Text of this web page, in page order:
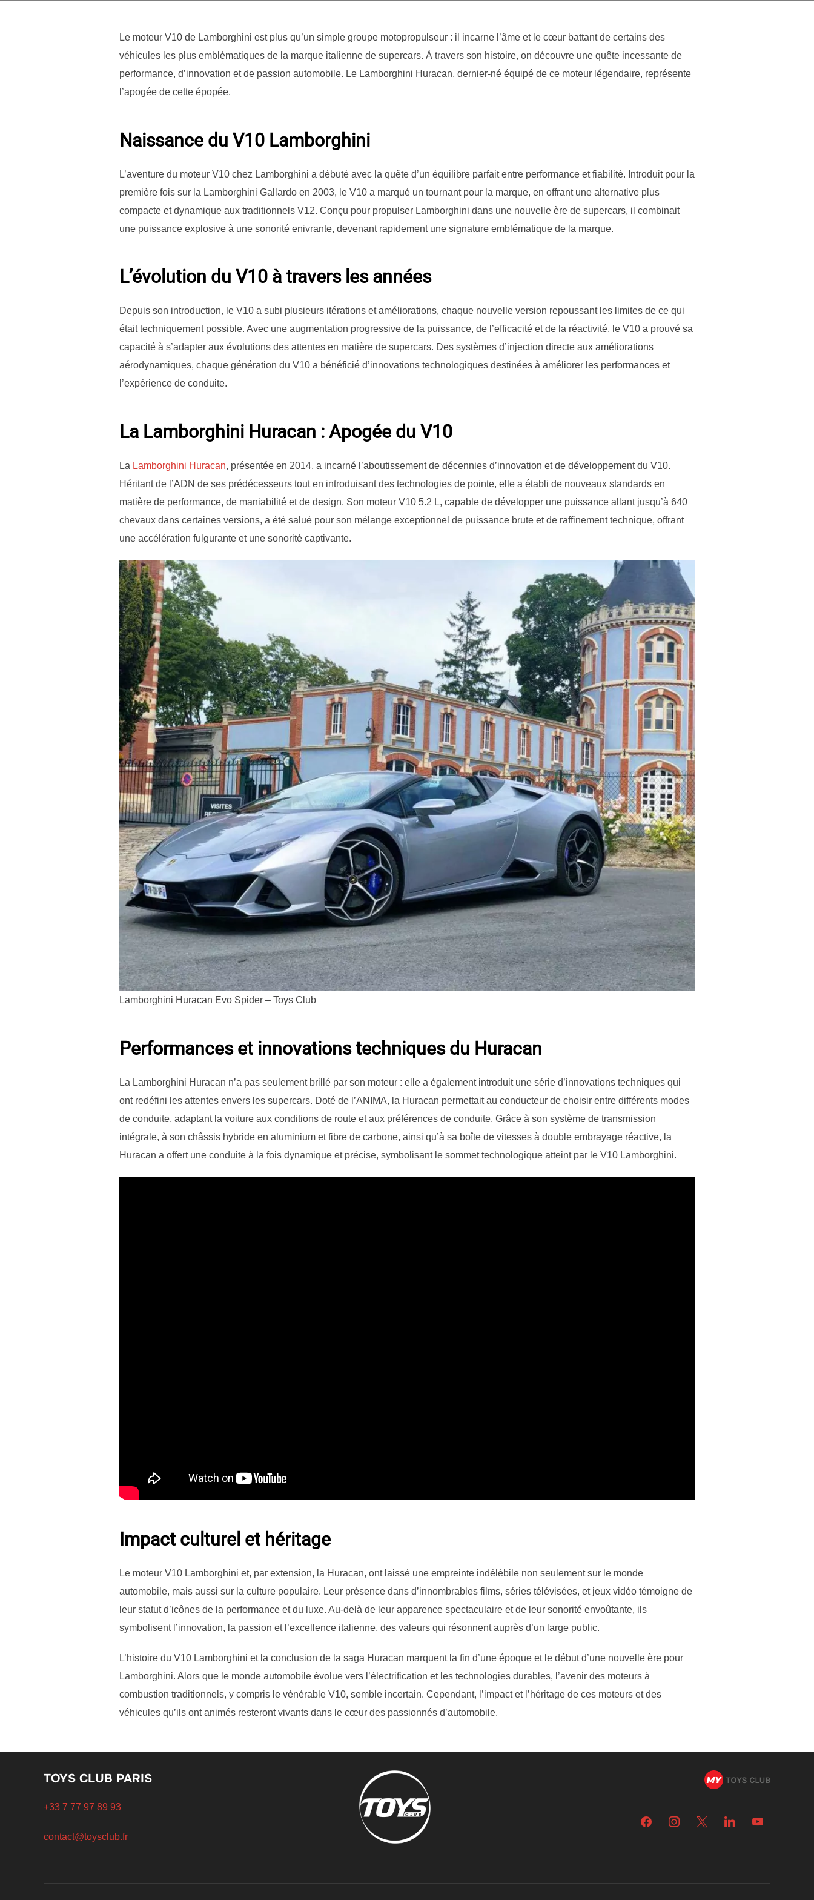
Le moteur V10 de Lamborghini est plus qu’un simple groupe motopropulseur : il incarne l’âme et le cœur battant de certains des
véhicules les plus emblématiques de la marque italienne de supercars. À travers son histoire, on découvre une quête incessante de
performance, d’innovation et de passion automobile. Le Lamborghini Huracan, dernier-né équipé de ce moteur légendaire, représente
l’apogée de cette épopée.
Naissance du V10 Lamborghini
L’aventure du moteur V10 chez Lamborghini a débuté avec la quête d’un équilibre parfait entre performance et fiabilité. Introduit pour la
première fois sur la Lamborghini Gallardo en 2003, le V10 a marqué un tournant pour la marque, en offrant une alternative plus
compacte et dynamique aux traditionnels V12. Conçu pour propulser Lamborghini dans une nouvelle ère de supercars, il combinait
une puissance explosive à une sonorité enivrante, devenant rapidement une signature emblématique de la marque.
L’évolution du V10 à travers les années
Depuis son introduction, le V10 a subi plusieurs itérations et améliorations, chaque nouvelle version repoussant les limites de ce qui
était techniquement possible. Avec une augmentation progressive de la puissance, de l’efficacité et de la réactivité, le V10 a prouvé sa
capacité à s’adapter aux évolutions des attentes en matière de supercars. Des systèmes d’injection directe aux améliorations
aérodynamiques, chaque génération du V10 a bénéficié d’innovations technologiques destinées à améliorer les performances et
l’expérience de conduite.
La Lamborghini Huracan : Apogée du V10
La Lamborghini Huracan, présentée en 2014, a incarné l’aboutissement de décennies d’innovation et de développement du V10.
Héritant de l’ADN de ses prédécesseurs tout en introduisant des technologies de pointe, elle a établi de nouveaux standards en
matière de performance, de maniabilité et de design. Son moteur V10 5.2 L, capable de développer une puissance allant jusqu’à 640
chevaux dans certaines versions, a été salué pour son mélange exceptionnel de puissance brute et de raffinement technique, offrant
une accélération fulgurante et une sonorité captivante.
Lamborghini Huracan Evo Spider – Toys Club
Performances et innovations techniques du Huracan
La Lamborghini Huracan n’a pas seulement brillé par son moteur : elle a également introduit une série d’innovations techniques qui
ont redéfini les attentes envers les supercars. Doté de l’ANIMA, la Huracan permettait au conducteur de choisir entre différents modes
de conduite, adaptant la voiture aux conditions de route et aux préférences de conduite. Grâce à son système de transmission
intégrale, à son châssis hybride en aluminium et fibre de carbone, ainsi qu’à sa boîte de vitesses à double embrayage réactive, la
Huracan a offert une conduite à la fois dynamique et précise, symbolisant le sommet technologique atteint par le V10 Lamborghini.
Impact culturel et héritage
Le moteur V10 Lamborghini et, par extension, la Huracan, ont laissé une empreinte indélébile non seulement sur le monde
automobile, mais aussi sur la culture populaire. Leur présence dans d’innombrables films, séries télévisées, et jeux vidéo témoigne de
leur statut d’icônes de la performance et du luxe. Au-delà de leur apparence spectaculaire et de leur sonorité envoûtante, ils
symbolisent l’innovation, la passion et l’excellence italienne, des valeurs qui résonnent auprès d’un large public.
L’histoire du V10 Lamborghini et la conclusion de la saga Huracan marquent la fin d’une époque et le début d’une nouvelle ère pour
Lamborghini. Alors que le monde automobile évolue vers l’électrification et les technologies durables, l’avenir des moteurs à
combustion traditionnels, y compris le vénérable V10, semble incertain. Cependant, l’impact et l’héritage de ces moteurs et des
véhicules qu’ils ont animés resteront vivants dans le cœur des passionnés d’automobile.
TOYS CLUB PARIS
+33 7 77 97 89 93
contact@toysclub.fr
facebookinstagram linkedinyoutube